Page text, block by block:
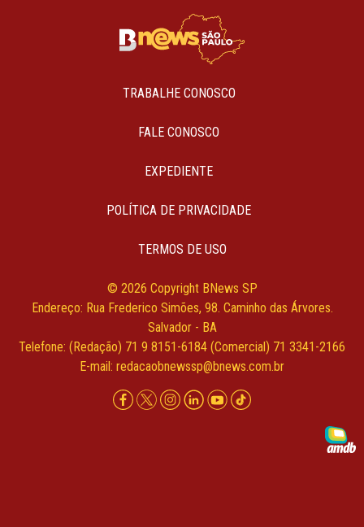
TRABALHE CONOSCO
FALE CONOSCO
EXPEDIENTE
POLÍTICA DE PRIVACIDADE
TERMOS DE USO
© 2026 Copyright BNews SP
Endereço: Rua Frederico Simões, 98. Caminho das Árvores.
Salvador - BA
Telefone: (Redação) 71 9 8151-6184 (Comercial) 71 3341-2166
E-mail: redacaobnewssp@bnews.com.br